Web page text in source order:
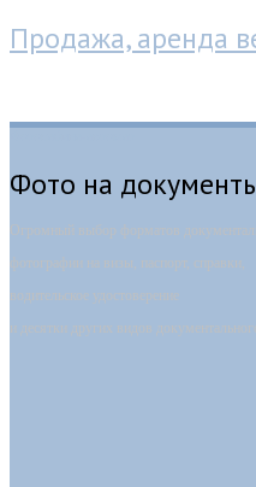
Продажа, аренда
Фото на
Огромный выбор форматов
фотографии на визы, паспорт, справки,
водительское удостоверение
и десятки других видов